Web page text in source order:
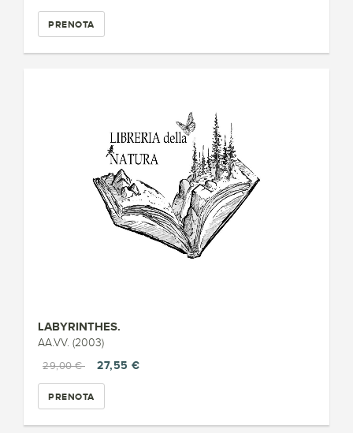
PRENOTA
LABYRINTHES.
AA.VV. (2003)
29,00 €
27,55 €
PRENOTA